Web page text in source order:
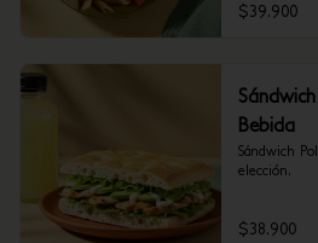
$39.900
Bebida
Sándwich
elección.
$38.900